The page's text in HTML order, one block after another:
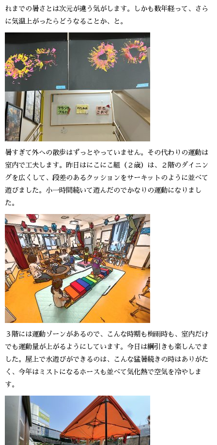
れまでの暑さとは次元が違う気がします。しかも数年経って、さら
に気温上がったらどうなることか、と。
暑すぎて外への散歩はずっとやっていません。その代わりの運動は
室内で工夫します。昨日はにこにこ組（２歳）は、２階のダイニン
グを広くして、段差のあるクッションをサーキットのように並べて
遊びました。小一時間続いて遊んだのでかなりの運動になりまし
た。
３階には運動ゾーンがあるので、こんな時期も梅雨時も、室内だけ
でも運動量が上がるようにしています。今日は綱引きも楽しんでま
した。屋上で水遊びができるのは、こんな猛暑続きの時はありがた
く、今年はミストになるホースも並べて気化熱で空気を冷やしま
す。